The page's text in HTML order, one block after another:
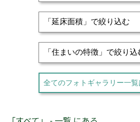
全てのフォトギャラリー一覧